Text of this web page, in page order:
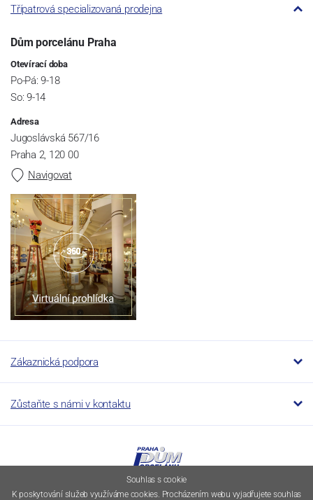
Třípatrová specializovaná prodejna
Dům porcelánu Praha
Otevírací doba
Po-Pá: 9-18
So: 9-14
Adresa
Jugoslávská 567/16
Praha 2, 120 00
Navigovat
Zákaznická podpora
Zůstaňte s námi v kontaktu
Souhlas s cookie
K poskytování služeb využíváme cookies. Procházením webu vyjadřujete souhlas